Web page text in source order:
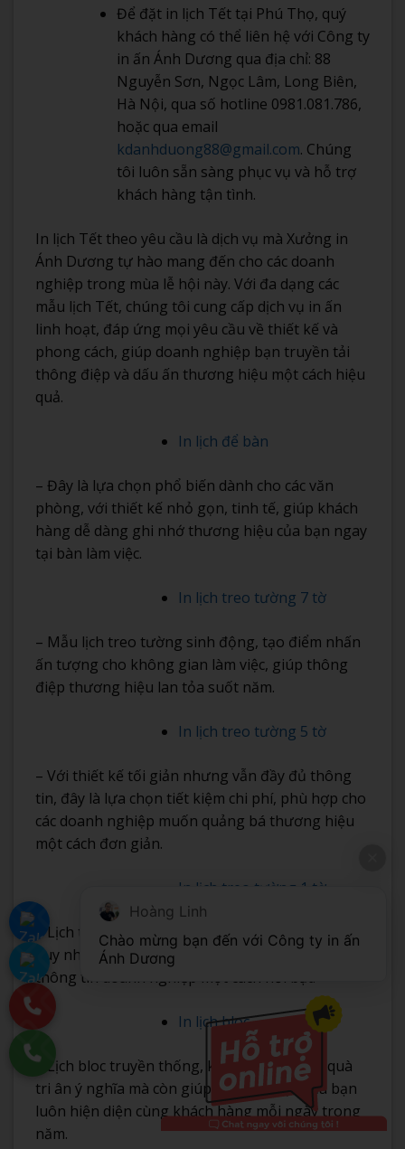
Để đặt in lịch Tết tại Phú Thọ, quý
khách hàng có thể liên hệ với Công ty
in ấn Ánh Dương qua địa chỉ: 88
Nguyễn Sơn, Ngọc Lâm, Long Biên,
Hà Nội, qua số hotline 0981.081.786,
hoặc qua email
kdanhduong88@gmail.com. Chúng
tôi luôn sẵn sàng phục vụ và hỗ trợ
khách hàng tận tình.
In lịch Tết theo yêu cầu là dịch vụ mà Xưởng in
Ánh Dương tự hào mang đến cho các doanh
nghiệp trong mùa lễ hội này. Với đa dạng các
mẫu lịch Tết, chúng tôi cung cấp dịch vụ in ấn
linh hoạt, đáp ứng mọi yêu cầu về thiết kế và
phong cách, giúp doanh nghiệp bạn truyền tải
thông điệp và dấu ấn thương hiệu một cách hiệu
quả.
In lịch để bàn
– Đây là lựa chọn phổ biến dành cho các văn
phòng, với thiết kế nhỏ gọn, tinh tế, giúp khách
hàng dễ dàng ghi nhớ thương hiệu của bạn ngay
tại bàn làm việc.
In lịch treo tường 7 tờ
– Mẫu lịch treo tường sinh động, tạo điểm nhấn
ấn tượng cho không gian làm việc, giúp thông
điệp thương hiệu lan tỏa suốt năm.
In lịch treo tường 5 tờ
– Với thiết kế tối giản nhưng vẫn đầy đủ thông
tin, đây là lựa chọn tiết kiệm chi phí, phù hợp cho
các doanh nghiệp muốn quảng bá thương hiệu
một cách đơn giản.
In lịch treo tường 1 tờ
– Lịch treo tường 1 tờ, mặc dù chỉ có một trang
duy nhất, nhưng vẫn thể hiện đầy đủ logo và
thông tin doanh nghiệp một cách nổi bật.
In lịch bloc
– Lịch bloc truyền thống, không chỉ là món quà
tri ân ý nghĩa mà còn giúp thương hiệu của bạn
luôn hiện diện cùng khách hàng mỗi ngày trong
năm.
Hoàng Linh
Chào mừng bạn đến với Công ty in ấn
Ánh Dương